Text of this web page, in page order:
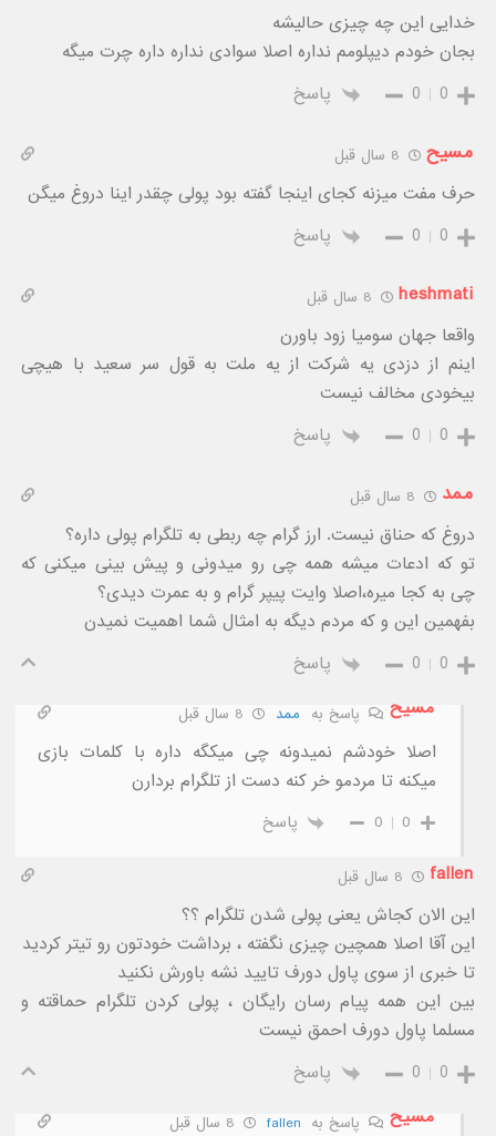
خدایی این چه چیزی حالیشه
بجان خودم دیپلومم نداره اصلا سوادی نداره داره چرت میگه
0
0 پاسخ
مسیح
حرف مفت میزنه کجای اینجا گفته بود پولی چقدر اینا دروغ میگن
0
0 پاسخ
heshmati
واقعا جهان سومیا زود باورن
اینم از دزدی یه شرکت از یه ملت به قول سر سعید با هیچی
بیخودی مخالف نیست
0
0 پاسخ
ممد 8 سال قبل
دروغ که حناق نیست. ارز گرام چه ربطی به تلگرام پولی داره؟
تو که ادعات میشه همه چی رو میدونی و پیش بینی میکنی که
چی به کجا میره،اصلا وایت پیپر گرام و به عمرت دیدی؟
بفهمین این و که مردم دیگه به امثال شما اهمیت نمیدن
0
0
پاسخ
مسیح
پاسخ به ممد
اصلا خودشم نمیدونه چی میکگه داره با کلمات بازی
میکنه تا مردمو خر کنه دست از تلگرام بردارن
0
0 پاسخ
fallen 8 سال قبل
این الان کجاش یعنی پولی شدن تلگرام ؟؟
این آقا اصلا همچین چیزی نگفته ، برداشت خودتون رو تیتر کردید
تا خبری از سوی پاول دورف تایید نشه باورش نکنید
بین این همه پیام رسان رایگان ، پولی کردن تلگرام حماقته و
مسلما پاول دورف احمق نیست
0
0
پاسخ
مسیح
پاسخ به fallen